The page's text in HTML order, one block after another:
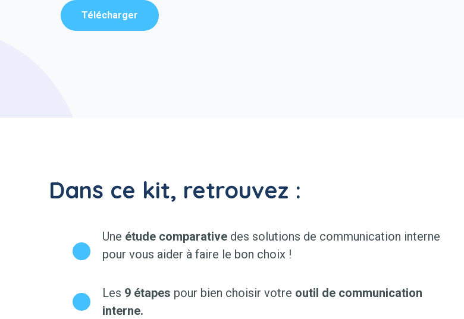
Télécharger
Dans ce kit, retrouvez :
Une étude comparative des solutions de communication interne
pour vous aider à faire le bon choix !
Les 9 étapes pour bien choisir votre outil de communication
interne.